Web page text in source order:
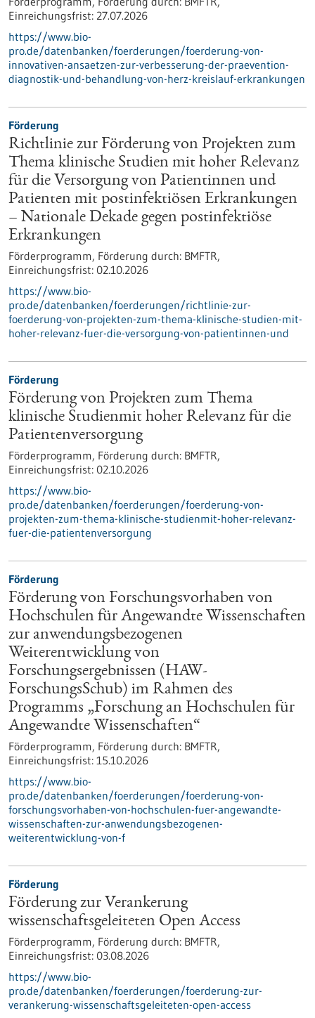
Einreichungsfrist: 27.07.2026
https://www.bio-
pro.de/datenbanken/foerderungen/foerderung-von-
innovativen-ansaetzen-zur-verbesserung-der-praevention-
diagnostik-und-behandlung-von-herz-kreislauf-erkrankungen
Förderung
Richtlinie zur Förderung von Projekten zum
Thema klinische Studien mit hoher Relevanz
für die Versorgung von Patientinnen und
Patienten mit postinfektiösen Erkrankungen
– Nationale Dekade gegen postinfektiöse
Erkrankungen
Förderprogramm, Förderung durch: BMFTR,
Einreichungsfrist: 02.10.2026
https://www.bio-
pro.de/datenbanken/foerderungen/richtlinie-zur-
foerderung-von-projekten-zum-thema-klinische-studien-mit-
hoher-relevanz-fuer-die-versorgung-von-patientinnen-und
Förderung
Förderung von Projekten zum Thema
klinische Studienmit hoher Relevanz für die
Patientenversorgung
Förderprogramm, Förderung durch: BMFTR,
Einreichungsfrist: 02.10.2026
https://www.bio-
pro.de/datenbanken/foerderungen/foerderung-von-
projekten-zum-thema-klinische-studienmit-hoher-relevanz-
fuer-die-patientenversorgung
Förderung
Förderung von Forschungsvorhaben von
Hochschulen für Angewandte Wissenschaften
zur anwendungsbezogenen
Weiterentwicklung von
Forschungsergebnissen (HAW-
ForschungsSchub) im Rahmen des
Programms „Forschung an Hochschulen für
Angewandte Wissenschaften“
Förderprogramm, Förderung durch: BMFTR,
Einreichungsfrist: 15.10.2026
https://www.bio-
pro.de/datenbanken/foerderungen/foerderung-von-
forschungsvorhaben-von-hochschulen-fuer-angewandte-
wissenschaften-zur-anwendungsbezogenen-
weiterentwicklung-von-f
Förderung
Förderung zur Verankerung
wissenschaftsgeleiteten Open Access
Förderprogramm, Förderung durch: BMFTR,
Einreichungsfrist: 03.08.2026
https://www.bio-
pro.de/datenbanken/foerderungen/foerderung-zur-
verankerung-wissenschaftsgeleiteten-open-access